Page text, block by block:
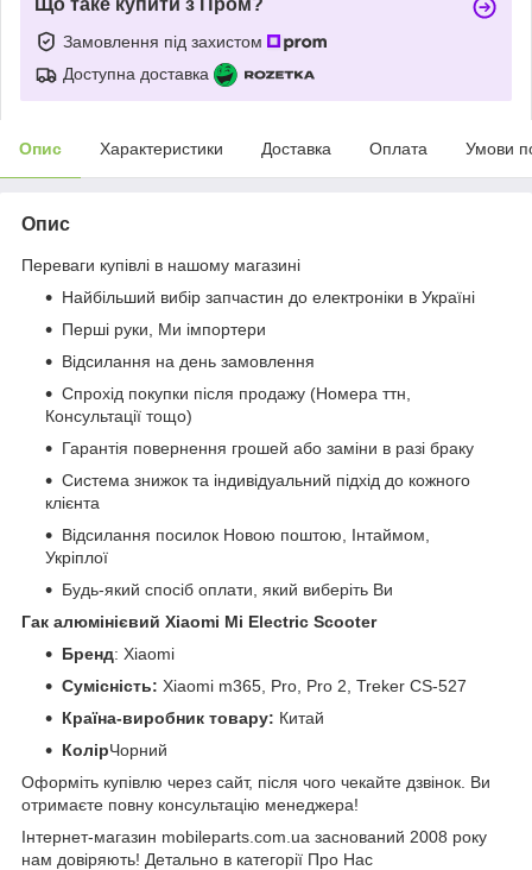
Замовлення під захистом
Доступна доставка
Опис Характеристики Доставка Оплата Умови
Опис
Переваги купівлі в нашому магазині
Найбільший вибір запчастин до електроніки в Україні
Перші руки, Ми імпортери
Відсилання на день замовлення
Спрохід покупки після продажу (Номера ттн,
Консультації тощо)
Гарантія повернення грошей або заміни в разі браку
Система знижок та індивідуальний підхід до кожного
клієнта
Відсилання посилок Новою поштою, Інтаймом,
Укріплої
Будь-який спосіб оплати, який виберіть Ви
Гак алюмінієвий Xiaomi Mi Electric Scooter
Бренд: Xiaomi
Сумісність: Xiaomi m365, Pro, Pro 2, Treker CS-527
Країна-виробник товару: Китай
КолірЧорний
Оформіть купівлю через сайт, після чого чекайте дзвінок. Ви
отримаєте повну консультацію менеджера!
Інтернет-магазин mobileparts.com.ua заснований 2008 року
нам довіряють! Детально в категорії Про Нас